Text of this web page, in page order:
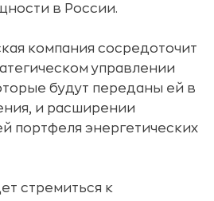
в России.
компания сосредоточит
управлении
будут переданы ей в
и расширении
портфеля энергетических
стремиться к